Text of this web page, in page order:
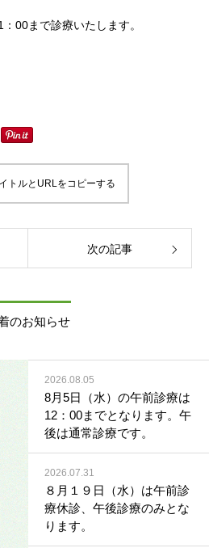
00まで診療いたします。
トルとURLをコピーする
次の記事
のお知らせ
2026.08.05
8月5日（水）の午前診療は
12：00までとなります。午
後は通常診療です。
2026.07.31
８月１９日（水）は午前診
療休診、午後診療のみとな
ります。